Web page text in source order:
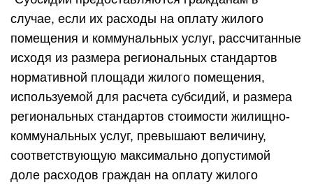
случае, если их расходы на оплату жилого
помещения и коммунальных услуг, рассчитанные
исходя из размера региональных стандартов
нормативной площади жилого помещения,
используемой для расчета субсидий, и размера
региональных стандартов стоимости жилищно-
коммунальных услуг, превышают величину,
соответствующую максимально допустимой
доле расходов граждан на оплату жилого